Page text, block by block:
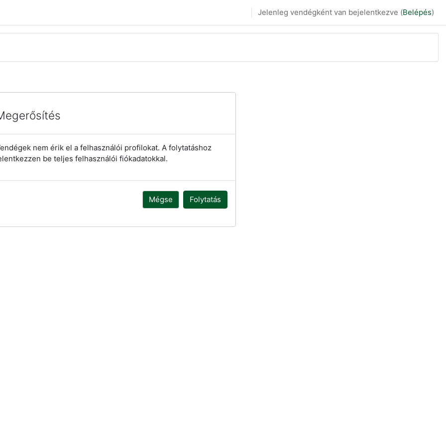
Jelenleg vendégként van bejelentkezve (Belépés)
nem érik el a felhasználói profilokat. A folytatáshoz
be teljes felhasználói fiókadatokkal.
Mégse Folytatás